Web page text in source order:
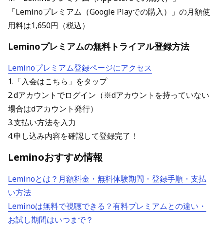
「Leminoプレミアム（Google Playでの購入）」の月額使
用料は1,650円（税込）
Leminoプレミアムの無料トライアル登録方法
Leminoプレミアム登録ページにアクセス
1.「入会はこちら」をタップ
2.dアカウントでログイン（※dアカウントを持っていない
場合はdアカウント発行）
3.支払い方法を入力
4.申し込み内容を確認して登録完了！
Leminoおすすめ情報
Leminoとは？月額料金・無料体験期間・登録手順・支払
い方法
Leminoは無料で視聴できる？有料プレミアムとの違い・
お試し期間はいつまで？